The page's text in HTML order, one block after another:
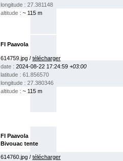
longitude : 27.381148
altitude : ~ 115 m
FI Paavola
614759.jpg / télécharger
date : 2024-08-22 17:24:59 +03:00
latitude : 61.856570
longitude : 27.380346
altitude : ~ 115 m
FI Paavola
Bivouac tente
614760.jpg / télécharger